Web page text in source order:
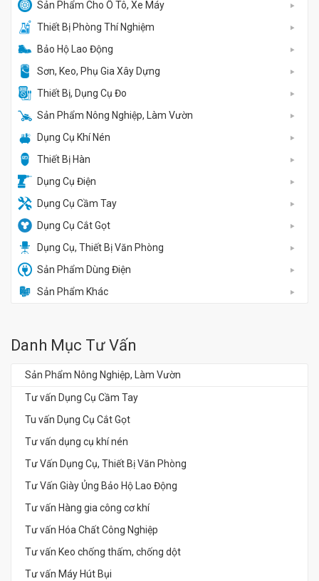
Sản Phẩm Cho Ô Tô, Xe Máy
Thiết Bị Phòng Thí Nghiệm
Bảo Hộ Lao Động
Sơn, Keo, Phụ Gia Xây Dựng
Thiết Bị, Dụng Cụ Đo
Sản Phẩm Nông Nghiệp, Làm Vườn
Dụng Cụ Khí Nén
Thiết Bị Hàn
Dụng Cụ Điện
Dụng Cụ Cầm Tay
Dụng Cụ Cắt Gọt
Dụng Cụ, Thiết Bị Văn Phòng
Sản Phẩm Dùng Điện
Sản Phẩm Khác
Danh Mục Tư Vấn
Sản Phẩm Nông Nghiệp, Làm Vườn
Tư vấn Dụng Cụ Cầm Tay
Tu vấn Dụng Cụ Cắt Gọt
Tư vấn dụng cụ khí nén
Tư Vấn Dụng Cụ, Thiết Bị Văn Phòng
Tư Vấn Giày Ủng Bảo Hộ Lao Động
Tư vấn Hàng gia công cơ khí
Tư vấn Hóa Chất Công Nghiệp
Tư vấn Keo chống thấm, chống dột
Tư vấn Máy Hút Bụi